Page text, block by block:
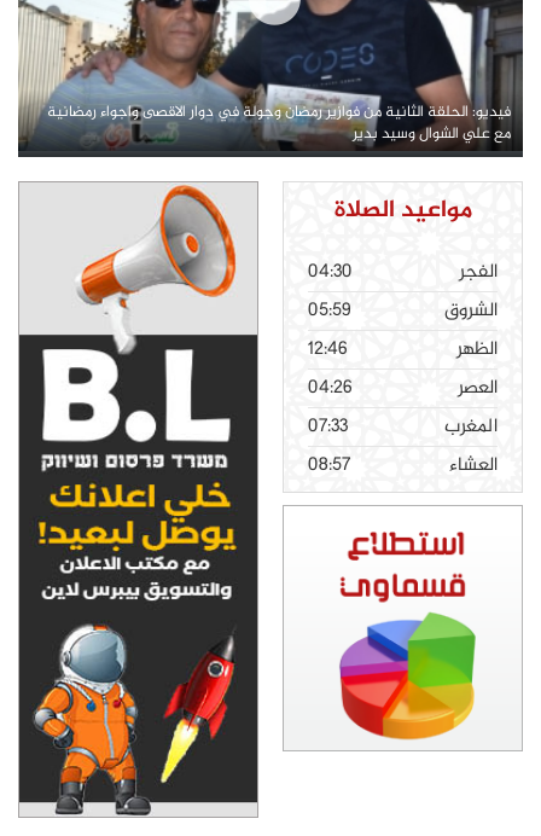
فيديو: الحلقة الثانية من فوازير رمضان وجولة في دوار الاقصى واجواء رمضانية
مع علي الشوال وسيد بدير
مواعيد الصلاة
الفجر
04:30
الشروق
05:59
الظهر
12:46
العصر
04:26
المغرب
07:33
العشاء
08:57